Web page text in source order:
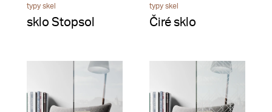
typy skel
sklo Stopsol
typy skel
Čiré sklo